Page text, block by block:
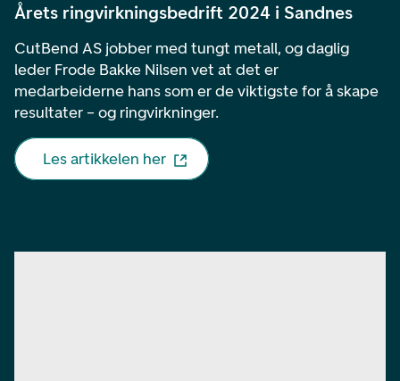
Årets ringvirkningsbedrift 2024 i Sandnes
CutBend AS jobber med tungt metall, og daglig
leder Frode Bakke Nilsen vet at det er
medarbeiderne hans som er de viktigste for å skape
resultater – og ringvirkninger.
Les artikkelen her